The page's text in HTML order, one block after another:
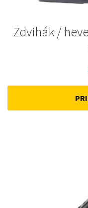
Zdvihák /